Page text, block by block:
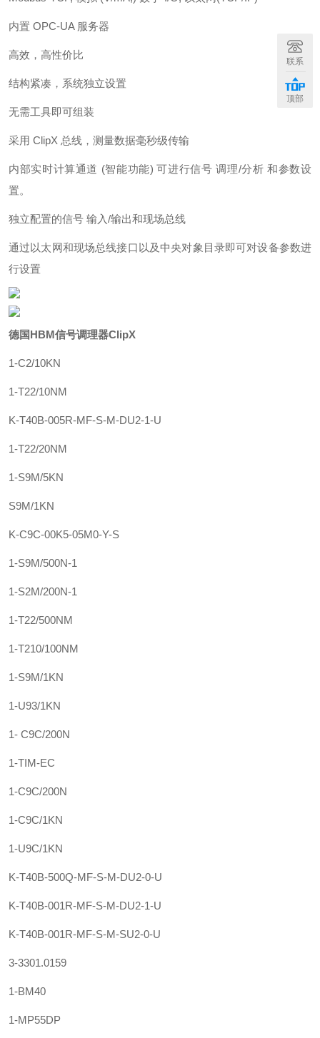
内置 OPC-UA 服务器
高效，高性价比
结构紧凑，系统独立设置
无需工具即可组装
采用 ClipX 总线，测量数据毫秒级传输
内部实时计算通道 (智能功能) 可进行信号 调理/分析 和参数设
置。
独立配置的信号 输入/输出和现场总线
通过以太网和现场总线接口以及中央对象目录即可对设备参数进
行设置
德国HBM信号调理器ClipX
1-C2/10KN
1-T22/10NM
K-T40B-005R-MF-S-M-DU2-1-U
1-T22/20NM
1-S9M/5KN
S9M/1KN
K-C9C-00K5-05M0-Y-S
1-S9M/500N-1
1-S2M/200N-1
1-T22/500NM
1-T210/100NM
1-S9M/1KN
1-U93/1KN
1- C9C/200N
1-TIM-EC
1-C9C/200N
1-C9C/1KN
1-U9C/1KN
K-T40B-500Q-MF-S-M-DU2-0-U
K-T40B-001R-MF-S-M-DU2-1-U
K-T40B-001R-MF-S-M-SU2-0-U
3-3301.0159
1-BM40
1-MP55DP
联系
顶部